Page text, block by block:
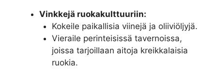
Vinkkejä ruokakulttuuriin:
Kokeile paikallisia viinejä ja oliiviöljyjä.
Vieraile perinteisissä tavernoissa,
joissa tarjoillaan aitoja kreikkalaisia
ruokia.